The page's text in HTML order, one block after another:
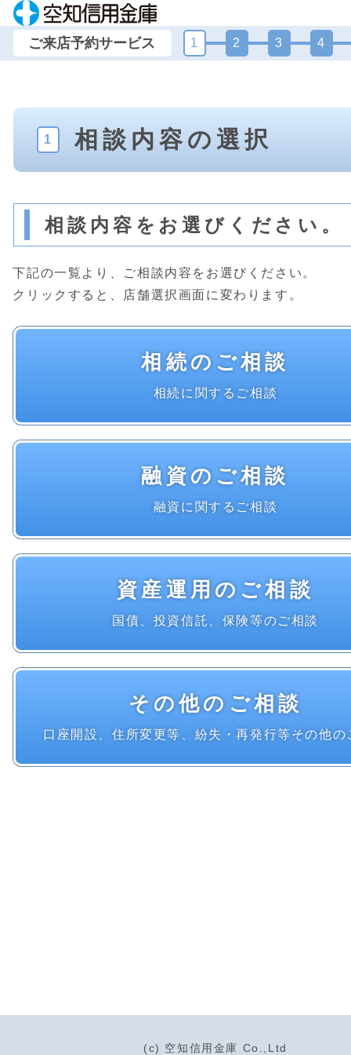
ご来店予約サービス 1 2 3 4
1 相談内容の選択
相談内容をお選びください。
下記の一覧より、ご相談内容をお選びください。
クリックすると、店舗選択画面に変わります。
相続のご相談
相続に関するご相談
融資のご相談
融資に関するご相談
資産運用のご相談
国債、投資信託、保険等のご相談
その他のご相談
口座開設、住所変更等、紛失・再発行等その他の
(c) 空知信用金庫 Co.,Ltd